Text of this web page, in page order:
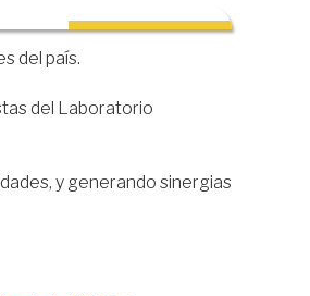
del país.
del Laboratorio
y generando sinergias